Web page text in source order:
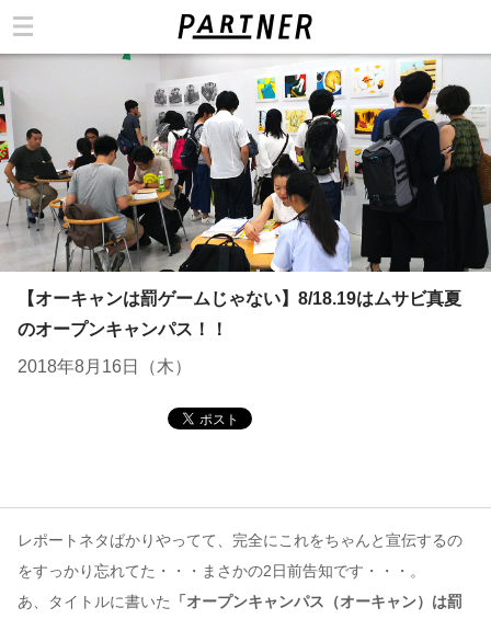
【オーキャンは罰ゲームじゃない】8/18.19はムサビ真夏
のオープンキャンパス！！
2018年8月16日（木）
レポートネタばかりやってて、完全にこれをちゃんと宣伝するの
をすっかり忘れてた・・・まさかの2日前告知です・・・。
あ、タイトルに書いた
「オープンキャンパス（オーキャン）は罰
コンテンツ
このサイトについて